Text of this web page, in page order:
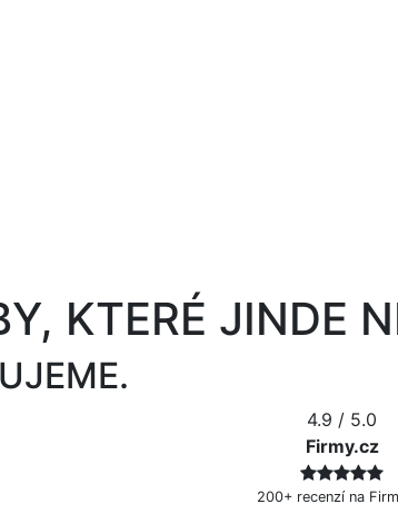
KTERÉ JINDE
4.9 / 5.0
Firmy.cz
200+ recenzí na